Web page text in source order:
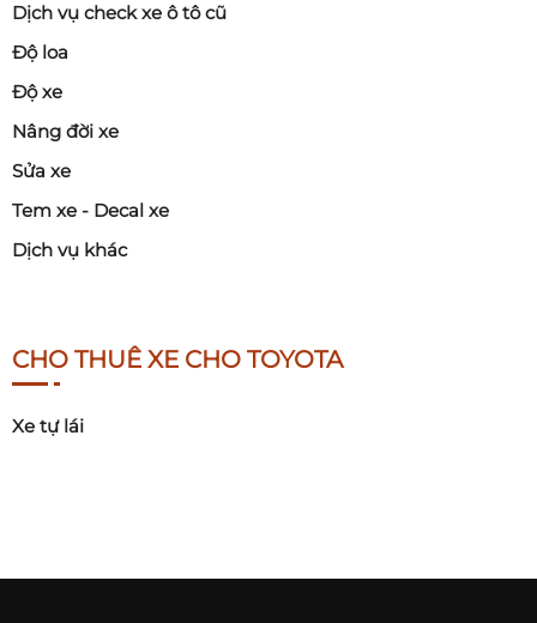
Dịch vụ check xe ô tô cũ
Độ loa
Độ xe
Nâng đời xe
Sửa xe
Tem xe - Decal xe
Dịch vụ khác
CHO THUÊ XE CHO TOYOTA
Xe tự lái